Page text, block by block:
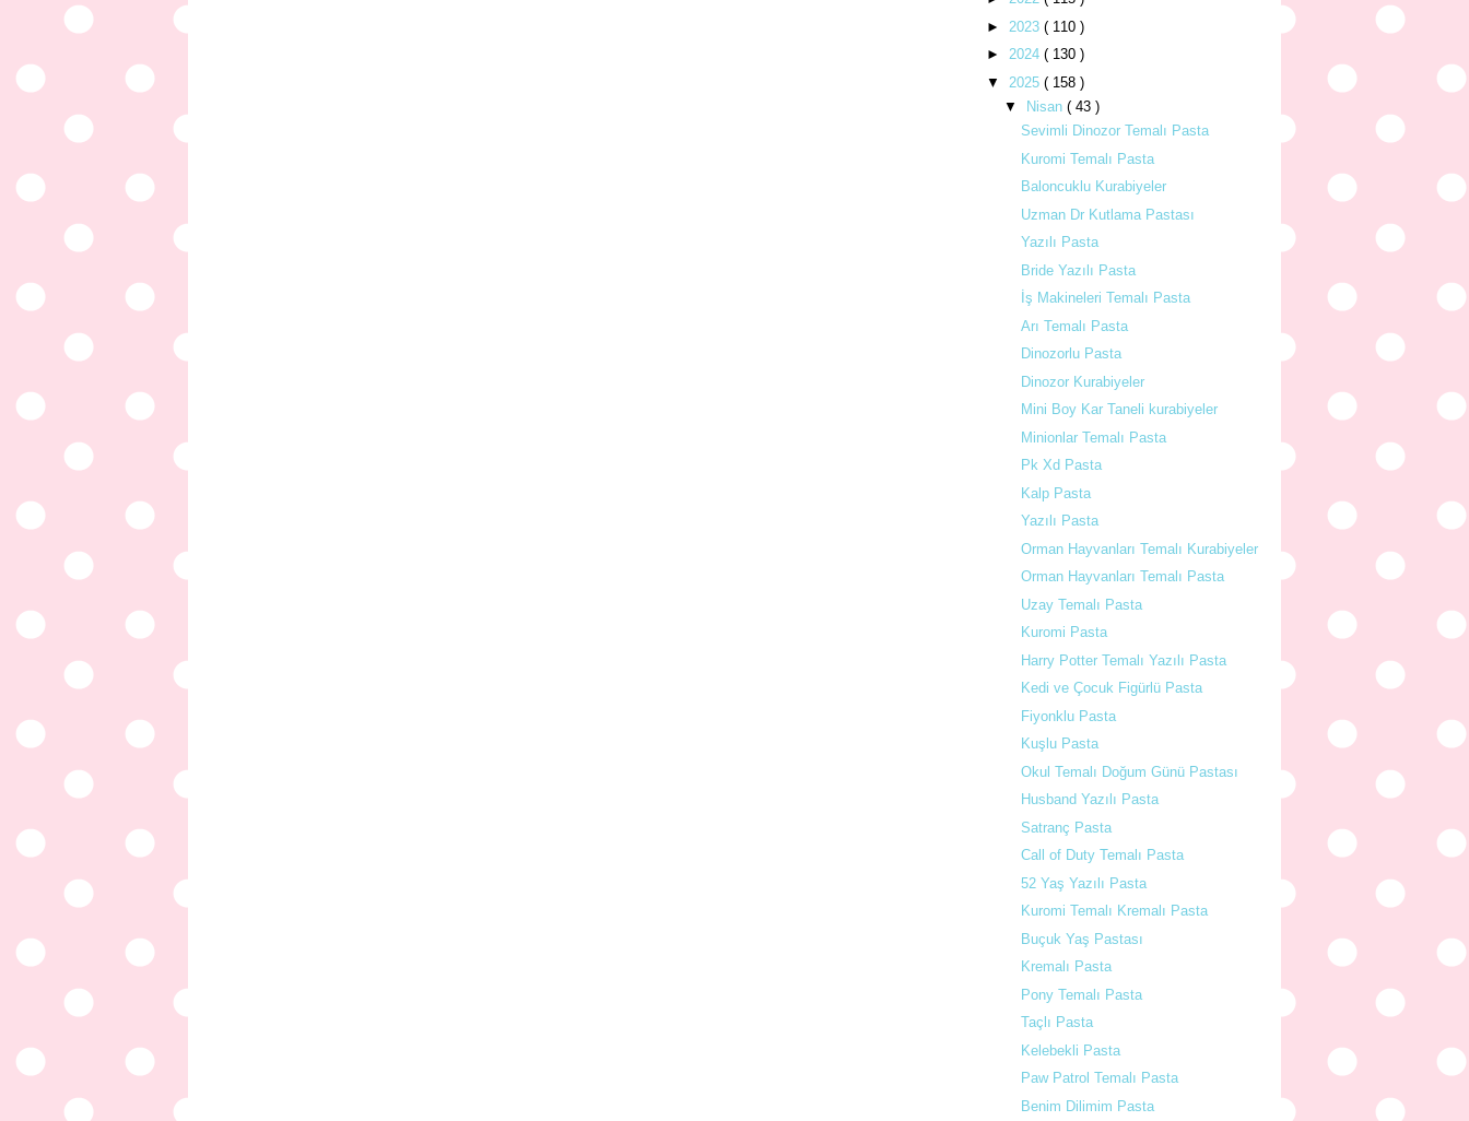
► 2023 ( 110 )
► 2024 ( 130 )
▼ 2025 ( 158 )
▼
Nisan ( 43 )
Sevimli Dinozor Temalı Pasta
Kuromi Temalı Pasta
Baloncuklu Kurabiyeler
Uzman Dr Kutlama Pastası
Yazılı Pasta
Bride Yazılı Pasta
İş Makineleri Temalı Pasta
Arı Temalı Pasta
Dinozorlu Pasta
Dinozor Kurabiyeler
Mini Boy Kar Taneli kurabiyeler
Minionlar Temalı Pasta
Pk Xd Pasta
Kalp Pasta
Yazılı Pasta
Orman Hayvanları Temalı Kurabiyeler
Orman Hayvanları Temalı Pasta
Uzay Temalı Pasta
Kuromi Pasta
Harry Potter Temalı Yazılı Pasta
Kedi ve Çocuk Figürlü Pasta
Fiyonklu Pasta
Kuşlu Pasta
Okul Temalı Doğum Günü Pastası
Husband Yazılı Pasta
Satranç Pasta
Call of Duty Temalı Pasta
52 Yaş Yazılı Pasta
Kuromi Temalı Kremalı Pasta
Buçuk Yaş Pastası
Kremalı Pasta
Pony Temalı Pasta
Taçlı Pasta
Kelebekli Pasta
Paw Patrol Temalı Pasta
Benim Dilimim Pasta